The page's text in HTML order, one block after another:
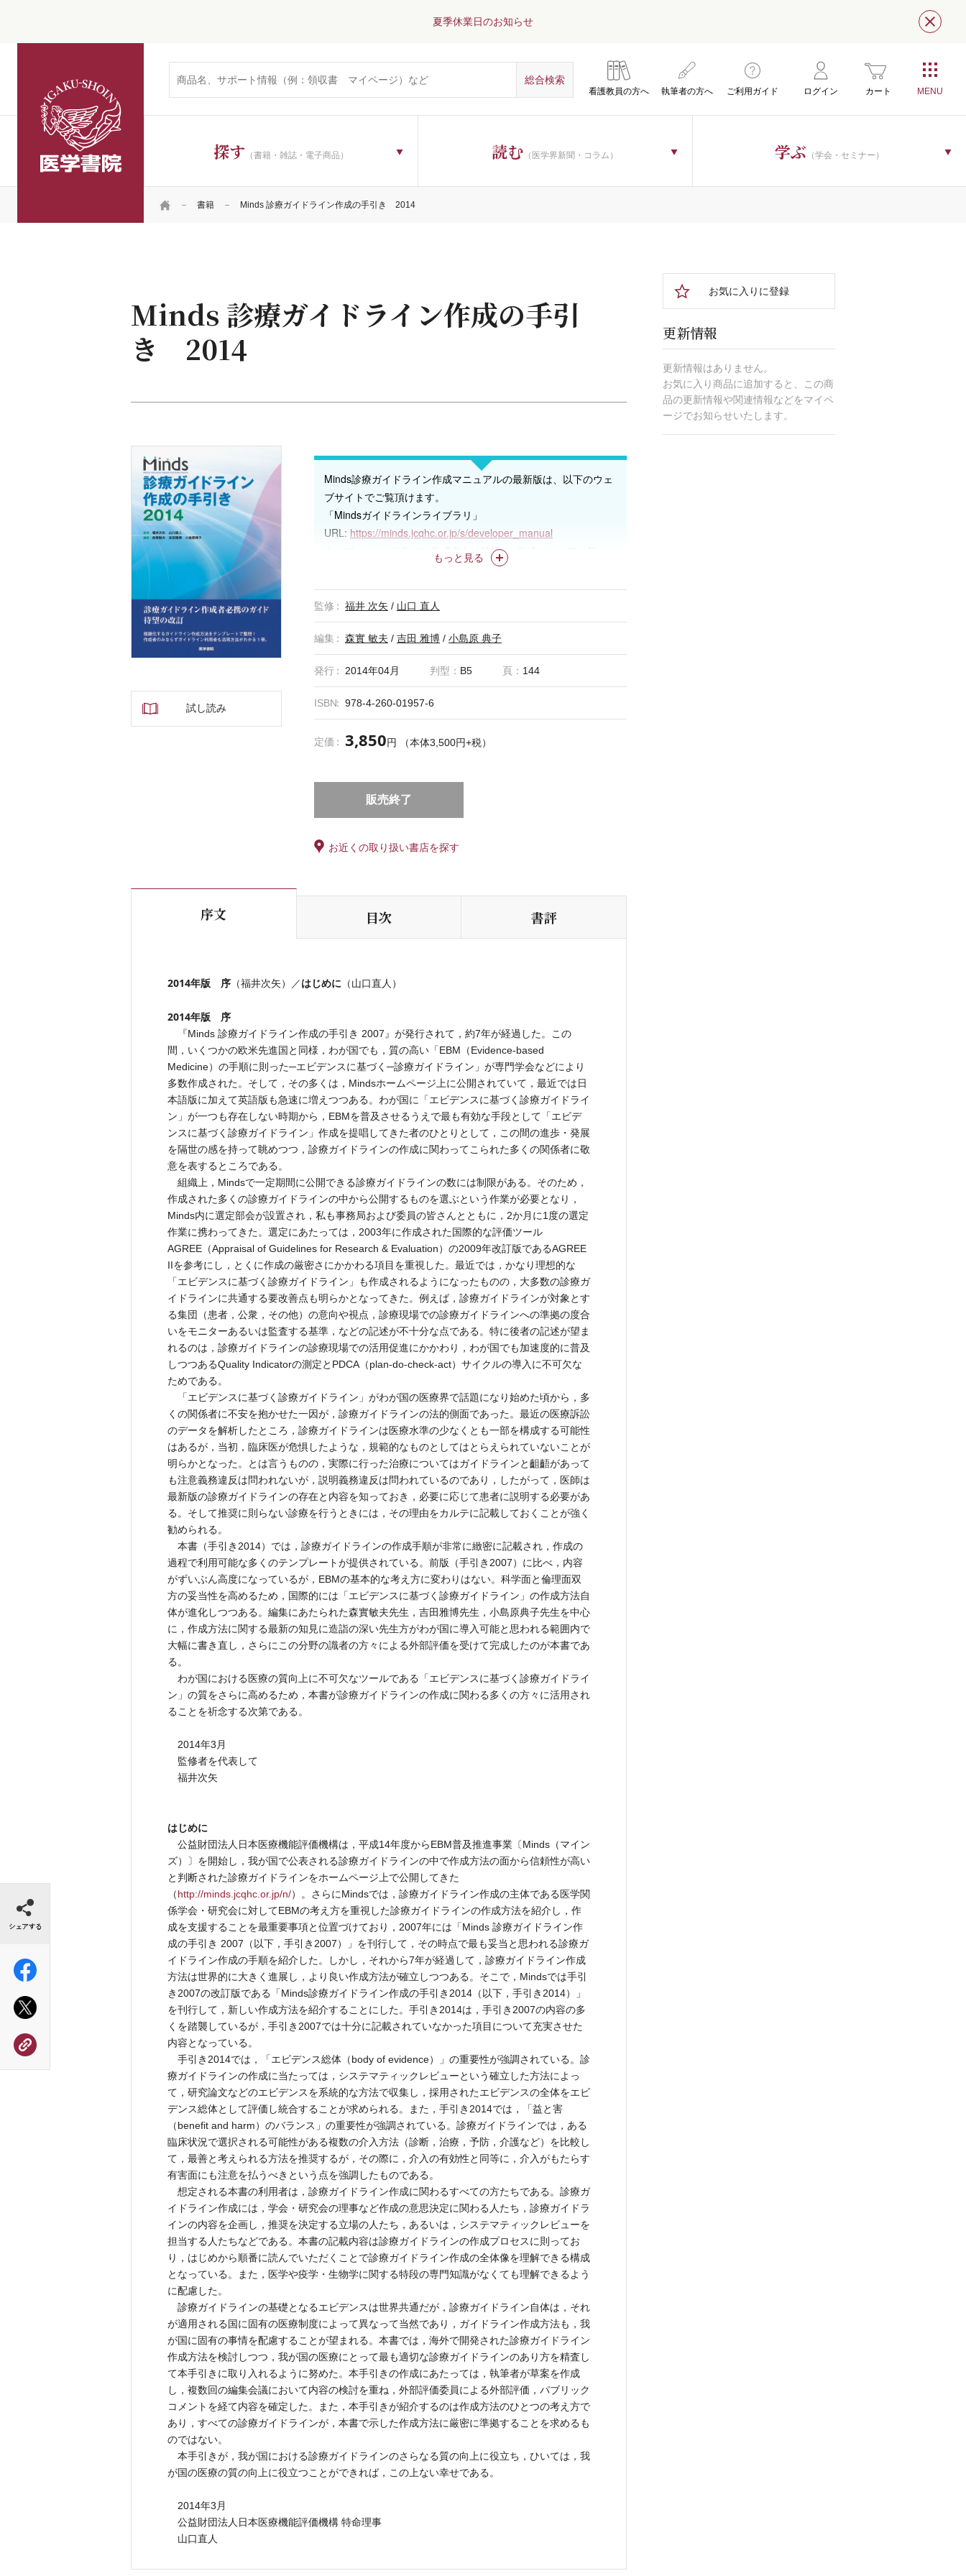
夏季休業日のお知らせ 閉じ
看護教員の方へ 執筆者の方へ ご利用ガイド ログイン カート
探す （書籍・雑誌・電子商品） 読む （医学界新聞・コラム） 学ぶ （学会・セミナー）
HOME 書籍 Minds 診療ガイドライン作成の手引き 2014
Minds 診療ガイドライン作成の手引
き 2014
試し読み
もっと見る
Minds診療ガイドライン作成マニュアルの最新版は、以下のウェ
ブサイトでご覧頂けます。
「Mindsガイドラインライブラリ」
URL: https://minds.jcqhc.or.jp/s/developer_manual
トップ ＞ ガイドライン作成者向け情報 ＞ 作成マニュアル等
監修 福井 次矢 / 山口 直人
編集 森實 敏夫 / 吉田 雅博 / 小島原 典子
発行 2014年04月 判型： B5 頁： 144
ISBN 978-4-260-01957-6
定価 3,850円 （本体3,500円+税）
販売終了
お近くの取り扱い書店を探す
序文 目次 書評
2014年版 序 （福井次矢）／はじめに （山口直人）
2014年版 序
『Minds 診療ガイドライン作成の手引き 2007』が発行されて，約7年が経過した。この
間，いくつかの欧米先進国と同様，わが国でも，質の高い「EBM（Evidence-based
Medicine）の手順に則った─エビデンスに基づく─診療ガイドライン」が専門学会などにより
多数作成された。そして，その多くは，Mindsホームページ上に公開されていて，最近では日
本語版に加えて英語版も急速に増えつつある。わが国に「エビデンスに基づく診療ガイドライ
ン」が一つも存在しない時期から，EBMを普及させるうえで最も有効な手段として「エビデ
ンスに基づく診療ガイドライン」作成を提唱してきた者のひとりとして，この間の進歩・発展
を隔世の感を持って眺めつつ，診療ガイドラインの作成に関わってこられた多くの関係者に敬
意を表するところである。
組織上，Mindsで一定期間に公開できる診療ガイドラインの数には制限がある。そのため，
作成された多くの診療ガイドラインの中から公開するものを選ぶという作業が必要となり，
Minds内に選定部会が設置され，私も事務局および委員の皆さんとともに，2か月に1度の選定
作業に携わってきた。選定にあたっては，2003年に作成された国際的な評価ツール
AGREE（Appraisal of Guidelines for Research & Evaluation）の2009年改訂版であるAGREE
IIを参考にし，とくに作成の厳密さにかかわる項目を重視した。最近では，かなり理想的な
「エビデンスに基づく診療ガイドライン」も作成されるようになったものの，大多数の診療ガ
イドラインに共通する要改善点も明らかとなってきた。例えば，診療ガイドラインが対象とす
る集団（患者，公衆，その他）の意向や視点，診療現場での診療ガイドラインへの準拠の度合
いをモニターあるいは監査する基準，などの記述が不十分な点である。特に後者の記述が望ま
れるのは，診療ガイドラインの診療現場での活用促進にかかわり，わが国でも加速度的に普及
しつつあるQuality Indicatorの測定とPDCA（plan-do-check-act）サイクルの導入に不可欠な
ためである。
「エビデンスに基づく診療ガイドライン」がわが国の医療界で話題になり始めた頃から，多
くの関係者に不安を抱かせた一因が，診療ガイドラインの法的側面であった。最近の医療訴訟
のデータを解析したところ，診療ガイドラインは医療水準の少なくとも一部を構成する可能性
はあるが，当初，臨床医が危惧したような，規範的なものとしてはとらえられていないことが
明らかとなった。とは言うものの，実際に行った治療についてはガイドラインと齟齬があって
も注意義務違反は問われないが，説明義務違反は問われているのであり，したがって，医師は
最新版の診療ガイドラインの存在と内容を知っておき，必要に応じて患者に説明する必要があ
る。そして推奨に則らない診療を行うときには，その理由をカルテに記載しておくことが強く
勧められる。
本書（手引き2014）では，診療ガイドラインの作成手順が非常に緻密に記載され，作成の
過程で利用可能な多くのテンプレートが提供されている。前版（手引き2007）に比べ，内容
がずいぶん高度になっているが，EBMの基本的な考え方に変わりはない。科学面と倫理面双
方の妥当性を高めるため，国際的には「エビデンスに基づく診療ガイドライン」の作成方法自
体が進化しつつある。編集にあたられた森實敏夫先生，吉田雅博先生，小島原典子先生を中心
に，作成方法に関する最新の知見に造詣の深い先生方がわが国に導入可能と思われる範囲内で
大幅に書き直し，さらにこの分野の識者の方々による外部評価を受けて完成したのが本書であ
る。
わが国における医療の質向上に不可欠なツールである「エビデンスに基づく診療ガイドライ
ン」の質をさらに高めるため，本書が診療ガイドラインの作成に関わる多くの方々に活用され
ることを祈念する次第である。
2014年3月
監修者を代表して
福井次矢
はじめに
公益財団法人日本医療機能評価機構は，平成14年度からEBM普及推進事業〔Minds（マイン
ズ）〕を開始し，我が国で公表される診療ガイドラインの中で作成方法の面から信頼性が高い
と判断された診療ガイドラインをホームページ上で公開してきた
（http://minds.jcqhc.or.jp/n/）。さらにMindsでは，診療ガイドライン作成の主体である医学関
係学会・研究会に対してEBMの考え方を重視した診療ガイドラインの作成方法を紹介し，作
成を支援することを最重要事項と位置づけており，2007年には「Minds 診療ガイドライン作
成の手引き 2007（以下，手引き2007）」を刊行して，その時点で最も妥当と思われる診療ガ
イドライン作成の手順を紹介した。しかし，それから7年が経過して，診療ガイドライン作成
方法は世界的に大きく進展し，より良い作成方法が確立しつつある。そこで，Mindsでは手引
き2007の改訂版である「Minds診療ガイドライン作成の手引き2014（以下，手引き2014）」
を刊行して，新しい作成方法を紹介することにした。手引き2014は，手引き2007の内容の多
くを踏襲しているが，手引き2007では十分に記載されていなかった項目について充実させた
内容となっている。
手引き2014では，「エビデンス総体（body of evidence）」の重要性が強調されている。診
療ガイドラインの作成に当たっては，システマティックレビューという確立した方法によっ
て，研究論文などのエビデンスを系統的な方法で収集し，採用されたエビデンスの全体をエビ
デンス総体として評価し統合することが求められる。また，手引き2014では，「益と害
（benefit and harm）のバランス」の重要性が強調されている。診療ガイドラインでは，ある
臨床状況で選択される可能性がある複数の介入方法（診断，治療，予防，介護など）を比較し
て，最善と考えられる方法を推奨するが，その際に，介入の有効性と同等に，介入がもたらす
有害面にも注意を払うべきという点を強調したものである。
想定される本書の利用者は，診療ガイドライン作成に関わるすべての方たちである。診療ガ
イドライン作成には，学会・研究会の理事など作成の意思決定に関わる人たち，診療ガイドラ
インの内容を企画し，推奨を決定する立場の人たち，あるいは，システマティックレビューを
担当する人たちなどである。本書の記載内容は診療ガイドラインの作成プロセスに則ってお
り，はじめから順番に読んでいただくことで診療ガイドライン作成の全体像を理解できる構成
となっている。また，医学や疫学・生物学に関する特段の専門知識がなくても理解できるよう
に配慮した。
診療ガイドラインの基礎となるエビデンスは世界共通だが，診療ガイドライン自体は，それ
が適用される国に固有の医療制度によって異なって当然であり，ガイドライン作成方法も，我
が国に固有の事情を配慮することが望まれる。本書では，海外で開発された診療ガイドライン
作成方法を検討しつつ，我が国の医療にとって最も適切な診療ガイドラインのあり方を精査し
て本手引きに取り入れるように努めた。本手引きの作成にあたっては，執筆者が草案を作成
し，複数回の編集会議において内容の検討を重ね，外部評価委員による外部評価，パブリック
コメントを経て内容を確定した。また，本手引きが紹介するのは作成方法のひとつの考え方で
あり，すべての診療ガイドラインが，本書で示した作成方法に厳密に準拠することを求めるも
のではない。
本手引きが，我が国における診療ガイドラインのさらなる質の向上に役立ち，ひいては，我
が国の医療の質の向上に役立つことができれば，この上ない幸せである。
2014年3月
公益財団法人日本医療機能評価機構 特命理事
山口直人
お気に入りに登録
更新情報
更新情報はありません。
お気に入り商品に追加すると、この商
品の更新情報や関連情報などをマイペ
ージでお知らせいたします。